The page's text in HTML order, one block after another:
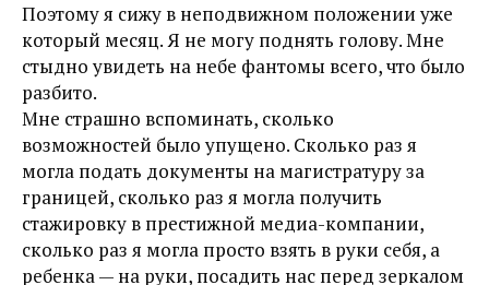
Поэтому я сижу в неподвижном положении уже
который месяц. Я не могу поднять голову. Мне
стыдно увидеть на небе фантомы всего, что было
разбито.
Мне страшно вспоминать, сколько
возможностей было упущено. Сколько раз я
могла подать документы на магистратуру за
границей, сколько раз я могла получить
стажировку в престижной медиа-компании,
сколько раз я могла просто взять в руки себя, а
ребенка — на руки, посадить нас перед зеркалом